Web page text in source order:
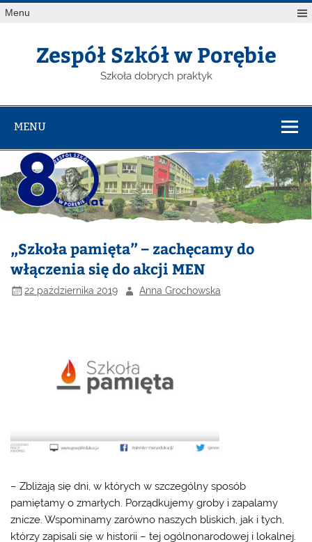
Menu
Zespół Szkół w Porębie
Szkoła dobrych praktyk
MENU
„Szkoła pamięta” – zachęcamy do
włączenia się do akcji MEN
22 października 2019 Anna Grochowska
– Zbliżają się dni, w których w szczególny sposób
pamiętamy o zmarłych. Porządkujemy groby i zapalamy
znicze. Wspominamy zarówno naszych bliskich, jak i tych,
którzy zapisali się w historii – tej ogólnonarodowej i lokalnej.